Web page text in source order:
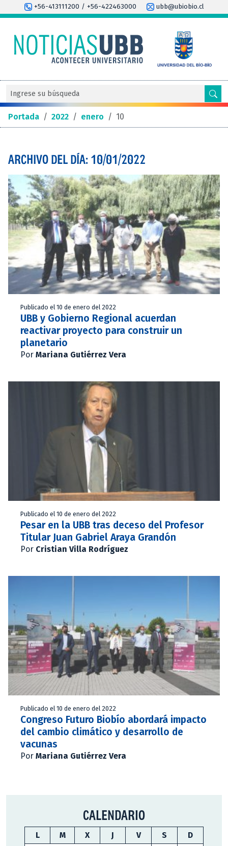
+56-413111200 / +56-422463000 ubb@ubiobio.cl
Portada / 2022 / enero / 10
ARCHIVO DEL DÍA: 10/01/2022
Publicado el 10 de enero del 2022
UBB y Gobierno Regional acuerdan
reactivar proyecto para construir un
planetario
Por Mariana Gutiérrez Vera
Publicado el 10 de enero del 2022
Pesar en la UBB tras deceso del Profesor
Titular Juan Gabriel Araya Grandón
Por Cristian Villa Rodríguez
Publicado el 10 de enero del 2022
Congreso Futuro Biobío abordará impacto
del cambio climático y desarrollo de
vacunas
Por Mariana Gutiérrez Vera
CALENDARIO
L M X J V S
D